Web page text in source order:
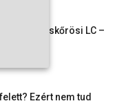
a Kiskőrösi LC –
Ezért nem tud